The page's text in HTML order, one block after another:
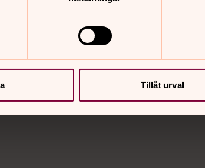
Tillåt urval
information även i våra övriga